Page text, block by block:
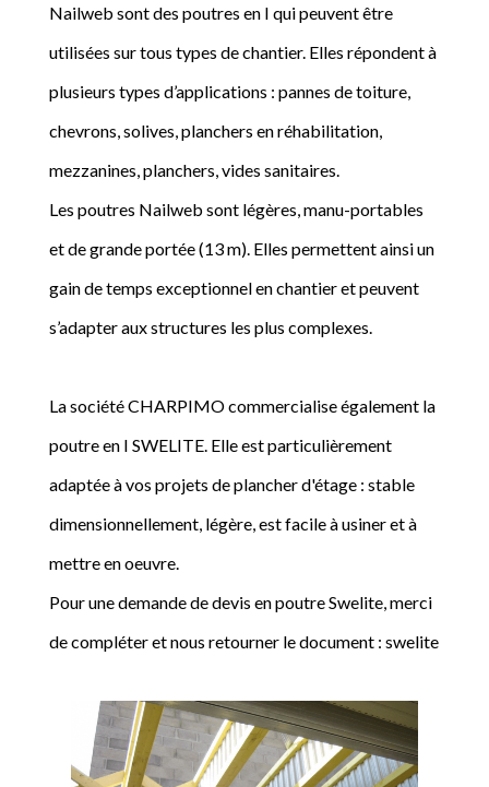
Nailweb sont des poutres en I qui peuvent être
utilisées sur tous types de chantier. Elles répondent à
plusieurs types d’applications : pannes de toiture,
chevrons, solives, planchers en réhabilitation,
mezzanines, planchers, vides sanitaires.
Les poutres Nailweb sont légères, manu-portables
et de grande portée (13 m). Elles permettent ainsi un
gain de temps exceptionnel en chantier et peuvent
s’adapter aux structures les plus complexes.
La société CHARPIMO commercialise également la
poutre en I SWELITE. Elle est particulièrement
adaptée à vos projets de plancher d'étage : stable
dimensionnellement, légère, est facile à usiner et à
mettre en oeuvre.
Pour une demande de devis en poutre Swelite, merci
de compléter et nous retourner le document : swelite